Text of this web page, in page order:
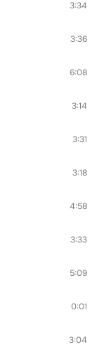
3:34
3:36
6:08
3:14
3:31
3:18
4:58
3:33
5:09
0:01
3:04